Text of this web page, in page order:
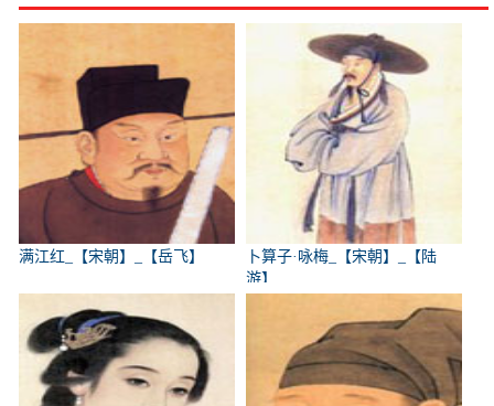
满江红_【宋朝】_【岳飞】
卜算子·咏梅_【宋朝】_【陆
游】